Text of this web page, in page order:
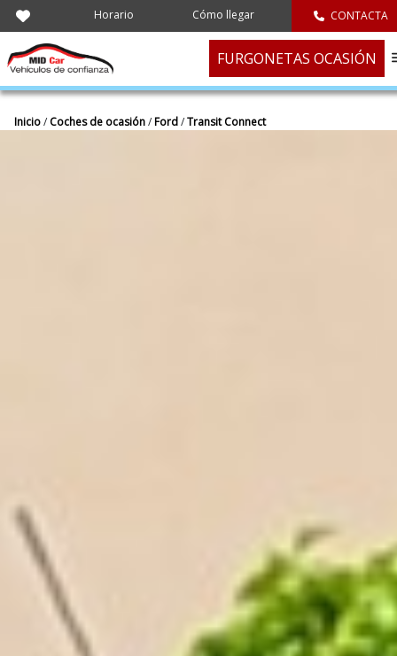
Horario Cómo llegar CONTACTA
FURGONETAS OCASIÓN
Inicio/ Coches de ocasión/Ford/Transit Connect